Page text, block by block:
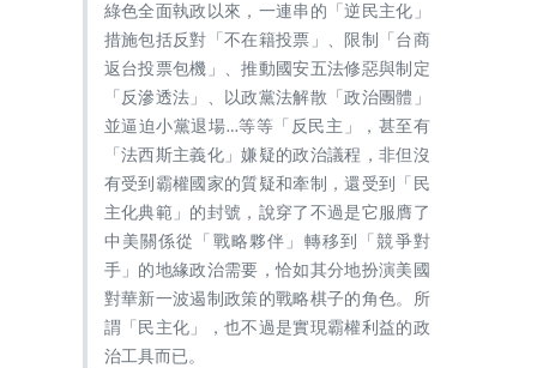
綠色全面執政以來，一連串的「逆民主化」
措施包括反對「不在籍投票」、限制「台商
返台投票包機」、推動國安五法修惡與制定
「反滲透法」、以政黨法解散「政治團體」
並逼迫小黨退場…等等「反民主」，甚至有
「法西斯主義化」嫌疑的政治議程，非但沒
有受到霸權國家的質疑和牽制，還受到「民
主化典範」的封號，說穿了不過是它服膺了
中美關係從「戰略夥伴」轉移到「競爭對
手」的地緣政治需要，恰如其分地扮演美國
對華新一波遏制政策的戰略棋子的角色。所
謂「民主化」，也不過是實現霸權利益的政
治工具而已。